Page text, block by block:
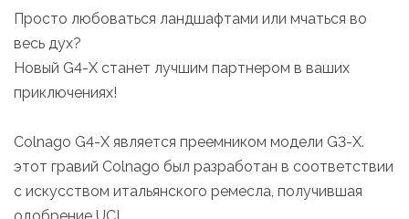
Просто любоваться ландшафтами или мчаться во
весь дух?
Новый G4-X станет лучшим партнером в ваших
приключениях!
Colnago G4-X является преемником модели G3-X.
этот гравий Colnago был разработан в соответствии
с искусством итальянского ремесла, получившая